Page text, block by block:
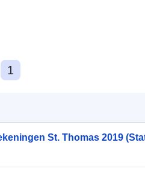
1
St. Thomas 2019